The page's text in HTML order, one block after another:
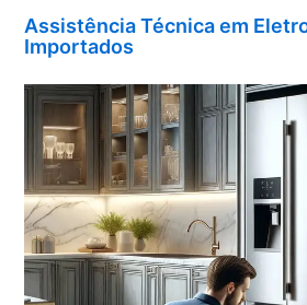
Assistência Técnica em
Importados